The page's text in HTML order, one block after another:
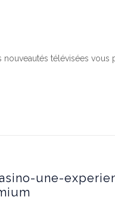
nouveautés télévisées vous
une-